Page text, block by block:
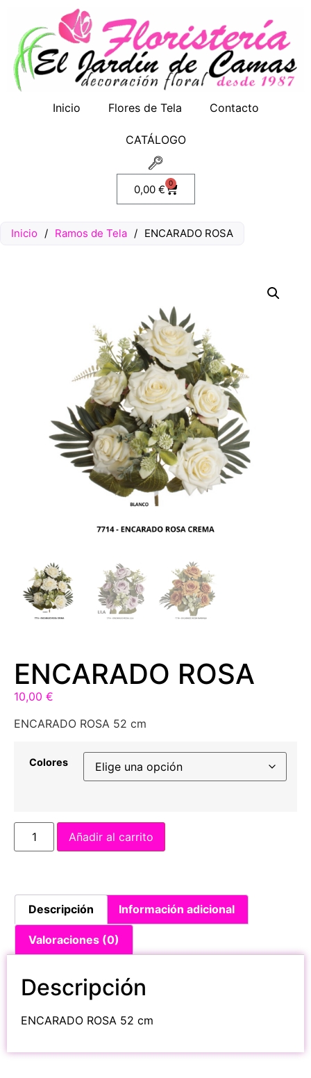
Inicio Flores de Tela Contacto
CATÁLOGO
0,00 € 0
Inicio / Ramos de Tela / ENCARADO ROSA
ENCARADO ROSA
10,00 €
ENCARADO ROSA 52 cm
Colores
Añadir al carrito
Descripción Información adicional
Valoraciones (0)
Descripción
ENCARADO ROSA 52 cm